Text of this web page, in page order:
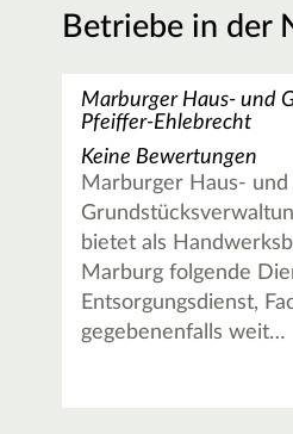
Betriebe in der
Marburger Haus- und
Pfeiffer-Ehlebrecht
Keine Bewertungen
Marburger Haus- und
bietet als
Marburg folgende
Entsorgungsdienst,
gegebenenfalls weit…